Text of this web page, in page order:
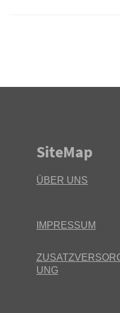
SiteMap
ÜBER UNS
IMPRESSUM
UNG